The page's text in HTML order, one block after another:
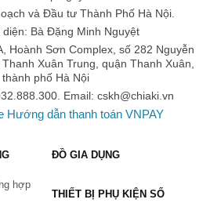
Omi Brotherhood
cho đôi môi, giúp da môi mịn màng
dưỡng chất cho môi luôn tươi tắn.
một lớp “mặt nạ” giúp giữ lại các
quả các vết nứt nẻ trên môi.
và Đầu tư Thành Phố Hà Nội.
diện: Bà Đặng Minh Nguyệt
Hoành Sơn Complex, số 282 Nguyễn
Xuân Trung, quận Thanh Xuân,
thành phố Hà Nội
Email: cskh@chiaki.vn
Hướng dẫn thanh toán VNPAY
hợp
ĐỒ GIA DỤNG
THIẾT BỊ PHỤ KIỆN SỐ